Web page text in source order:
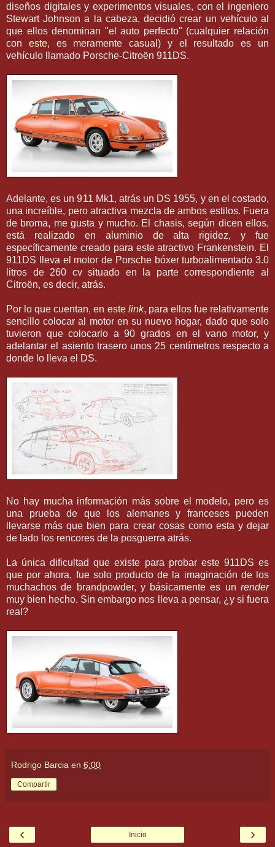
diseños digitales y experimentos visuales, con el ingeniero
Stewart Johnson a la cabeza, decidió crear un vehículo al
que ellos denominan "el auto perfecto" (cualquier relación
con este, es meramente casual) y el resultado es un
vehículo llamado Porsche-Citroën 911DS.
Adelante, es un 911 Mk1, atrás un DS 1955, y en el costado,
una increíble, pero atractiva mezcla de ambos estilos. Fuera
de broma, me gusta y mucho. El chasis, según dicen ellos,
está realizado en aluminio de alta rigidez, y fue
específicamente creado para este atractivo Frankenstein. El
911DS lleva el motor de Porsche bóxer turboalimentado 3.0
litros de 260 cv situado en la parte correspondiente al
Citroën, es decir, atrás.
Por lo que cuentan, en este link, para ellos fue relativamente
sencillo colocar al motor en su nuevo hogar, dado que solo
tuvieron que colocarlo a 90 grados en el vano motor, y
adelantar el asiento trasero unos 25 centímetros respecto a
donde lo lleva el DS.
No hay mucha información más sobre el modelo, pero es
una prueba de que los alemanes y franceses pueden
llevarse más que bien para crear cosas como esta y dejar
de lado los rencores de la posguerra atrás.
La única dificultad que existe para probar este 911DS es
que por ahora, fue solo producto de la imaginación de los
muchachos de brandpowder, y básicamente es un render
muy bien hecho. Sin embargo nos lleva a pensar, ¿y si fuera
real?
Rodrigo Barcia en 6:00
Compartir
‹ ›
Inicio